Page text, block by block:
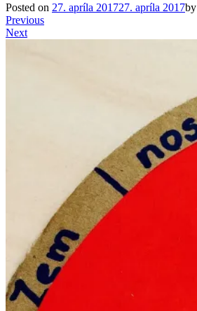
Posted on 27. apríla 201727. apríla 2017by
Previous
Next